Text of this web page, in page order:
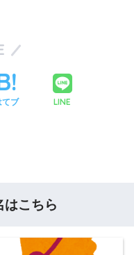
てブ LINE
はこちら